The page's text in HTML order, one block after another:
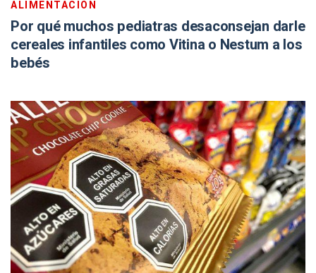
ALIMENTACIÓN
Por qué muchos pediatras desaconsejan darle
cereales infantiles como Vitina o Nestum a los
bebés